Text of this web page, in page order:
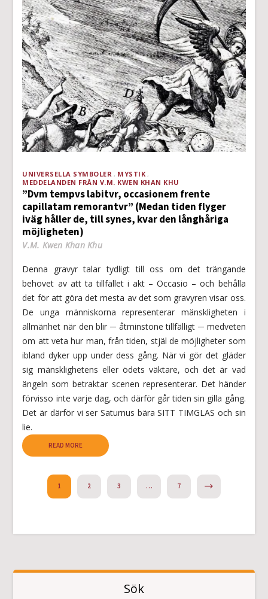
UNIVERSELLA SYMBOLER
MYSTIK
MEDDELANDEN FRÅN V.M. KWEN KHAN KHU
”Dvm tempvs labitvr, occasionem frente
capillatam remorantvr” (Medan tiden flyger
iväg håller de, till synes, kvar den långhåriga
möjligheten)
V.M. Kwen Khan Khu
Denna gravyr talar tydligt till oss om det trängande
behovet av att ta tillfället i akt – Occasio – och behålla
det för att göra det mesta av det som gravyren visar oss.
De unga människorna representerar mänskligheten i
allmänhet när den blir ─ åtminstone tillfälligt ─ medveten
om att veta hur man, från tiden, stjäl de möjligheter som
ibland dyker upp under dess gång. När vi gör det gläder
sig mänsklighetens eller ödets väktare, och det är vad
ängeln som betraktar scenen representerar. Det händer
förvisso inte varje dag, och därför går tiden sin gilla gång.
Det är därför vi ser Saturnus bära SITT TIMGLAS och sin
lie.
READ MORE
1 2 3 … 7
Sök